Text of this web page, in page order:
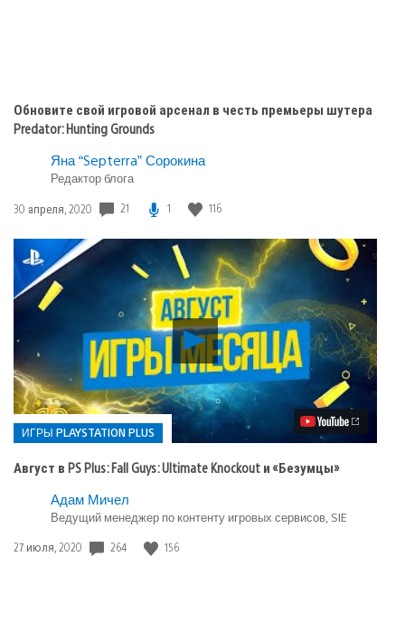
Обновите свой игровой арсенал в честь премьеры шутера
Predator: Hunting Grounds
Яна “Septerra” Сорокина
Редактор блога
Дата
30 апреля, 2020 21 1 116
Воспроизвести
видео
Август
в
PS
Plus:
Fall
Guys:
Ultimate
«Безумцы»
ИГРЫ PLAYSTATION PLUS
Август в PS Plus: Fall Guys: Ultimate Knockout и «Безумцы»
Опубликовано
Игры
playstation
Адам Мичел
Ведущий менеджер по контенту игровых сервисов, SIE
Дата
27 июля, 2020 264 156